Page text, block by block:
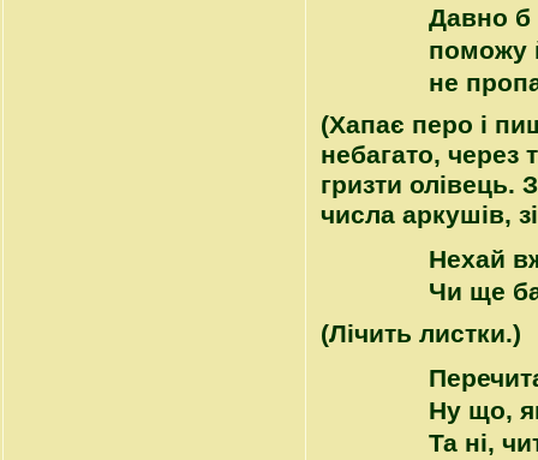
Давно б
поможу
не
(Хапає перо і
небагато, через
гризти олівець.
числа аркушів,
Нехай
Чи ще
(Лічить листки.)
Ну що,
Та ні,